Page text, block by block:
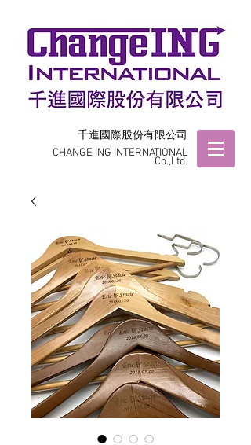
千進國際股份有限公司
CHANGE ING INTERNATIONAL
Co.,Ltd.